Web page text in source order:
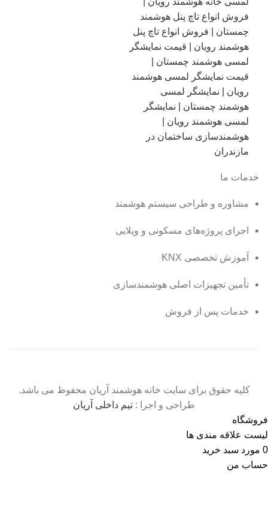
خدمات ما
مشاوره و طراحی سیستم هوشمند
اجرای پروژه‌های مسکونی و ویلایی
آموزش تخصصی KNX
تأمین تجهیزات اصلی هوشمندسازی
خدمات پس از فروش
کلیه حقوق برای سایت خانه هوشمند آریان محفوظ می باشد.
طراحی و اجرا : تیم داخلی آریان
فروشگاه
لیست علاقه مندی ها
0 مورد سبد خرید
حساب من